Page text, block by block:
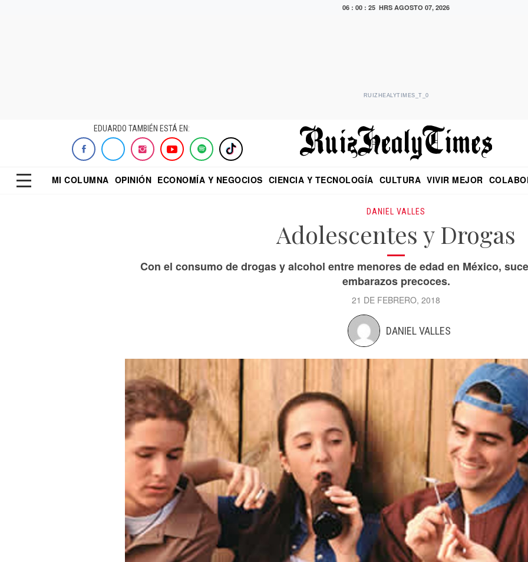
06 : 00 : 26 HRS AGOSTO 07, 2026
RUIZHEALYTIMES_T_0
EDUARDO TAMBIÉN ESTÁ EN:
MI COLUMNA OPINIÓN ECONOMÍA Y NEGOCIOS CIENCIA Y TECNOLOGÍA CULTURA VIVIR MEJOR
DANIEL VALLES
Adolescentes y Drogas
Con el consumo de drogas y alcohol entre menores de edad en México,
embarazos precoces.
21 DE FEBRERO, 2018
DANIEL VALLES